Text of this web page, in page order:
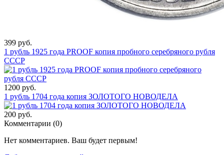
399 руб.
1 рубль 1925 года PROOF копия пробного серебряного рубля
СССР
1200 руб.
1 рубль 1704 года копия ЗОЛОТОГО НОВОДЕЛА
200 руб.
Комментарии (0)
Нет комментариев. Ваш будет первым!